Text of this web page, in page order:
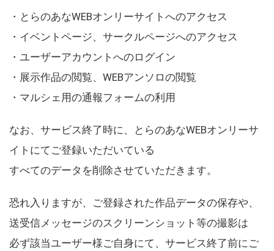
・とらのあなWEBオンリーサイトへのアクセス
・イベントページ、サークルページへのアクセス
・ユーザーアカウントへのログイン
・展示作品の閲覧、WEBアンソロの閲覧
・マルシェ用の通報フォームの利用
なお、サービス終了時に、とらのあなWEBオンリーサ
イトにてご登録いただいている
すべてのデータを削除させていただきます。
恐れ入りますが、ご登録された作品データの保存や、
送受信メッセージのスクリーンショット等の撮影は
必ず該当ユーザー様ご自身にて、サービス終了前にご